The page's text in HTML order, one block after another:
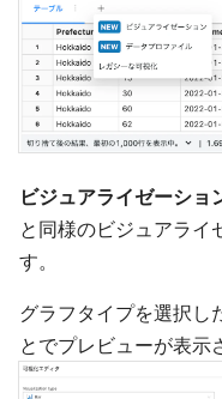
ビジュアライゼーショ
と同様のビジュアライ
す。
グラフタイプを選択し
とでプレビューが表示